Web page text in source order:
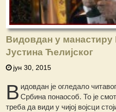
Видовдан у манастиру
Јустина Ћелијског
јун 30, 2015
В идовдан је огледало
Србина понаособ. То је
треба да види у чијој војсци